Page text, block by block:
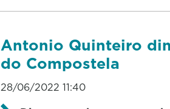
Antonio Quinteiro
do Compostela
28/06/2022 11:40